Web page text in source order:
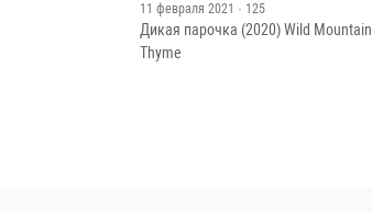
11 февраля 2021 · 125
Дикая парочка (2020) Wild Mountain
Thyme